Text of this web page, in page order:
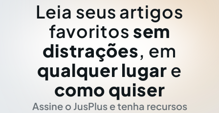
Leia seus artigos
favoritos sem
distrações, em
qualquer lugar e
como quiser
Assine o JusPlus e tenha recursos